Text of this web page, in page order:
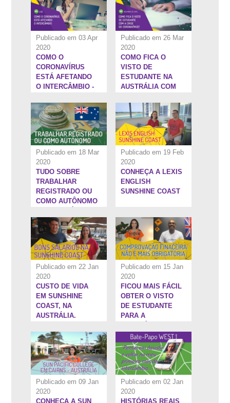
Publicado em 03 Apr
2020
COMO O
CORONAVÍRUS
ESTÁ AFETANDO
O INTERCÂMBIO -
LOPES,
FUNDADOR DA
WEST 1
Publicado em 26 Mar
2020
COMO FICA O
VISTO DE
ESTUDANTE NA
AUSTRÁLIA COM
CORONAVÍRUS?
Publicado em 18 Mar
2020
47:3''
TUDO SOBRE
TRABALHAR
REGISTRADO OU
COMO AUTÔNOMO
Publicado em 19 Feb
2020
CONHEÇA A LEXIS
ENGLISH
SUNSHINE COAST
Publicado em 22 Jan
2020
CUSTO DE VIDA
EM SUNSHINE
COAST, NA
AUSTRÁLIA.
Publicado em 15 Jan
2020
FICOU MAIS FÁCIL
OBTER O VISTO
DE ESTUDANTE
PARA A
Publicado em 09 Jan
2020
10:20''
CONHEÇA A SUN
Publicado em 02 Jan
2020
59:19''
HISTÓRIAS REAIS